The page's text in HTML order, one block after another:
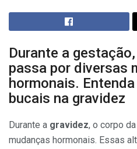
Durante a
passa por diversas
hormonais.
bucais na gravidez
Durante a gravidez, o corpo
mudanças hormonais. Essas